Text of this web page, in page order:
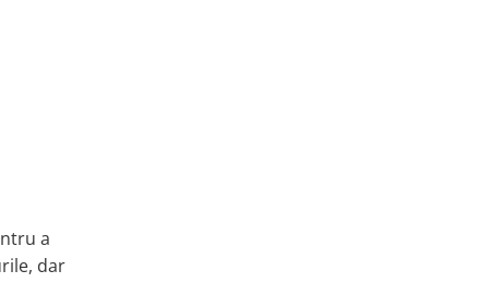
a
dar